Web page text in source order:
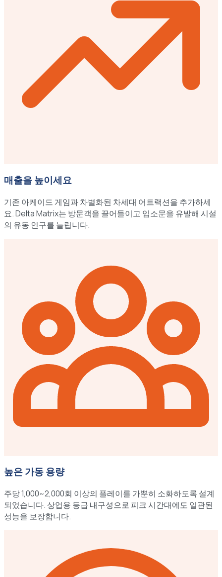
매출을 높이세요
기존 아케이드 게임과 차별화된 차세대 어트랙션을 추가하세
요. Delta Matrix는 방문객을 끌어들이고 입소문을 유발해 시설
의 유동 인구를 늘립니다.
높은 가동 용량
주당 1,000~2,000회 이상의 플레이를 가뿐히 소화하도록 설계
되었습니다. 상업용 등급 내구성으로 피크 시간대에도 일관된
성능을 보장합니다.